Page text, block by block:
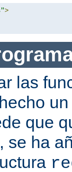
>
las
que
se ha